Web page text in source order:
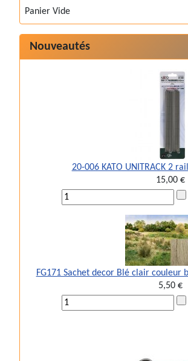
Panier Vide
Nouveautés
20-006 KATO UNITRACK 2
15,00 €
FG171 Sachet decor Blé clair couleur
5,50 €